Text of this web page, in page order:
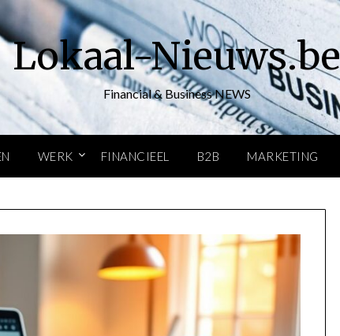
Lokaal-Nieuws.be
Financial & Business NEWS
WERK FINANCIEEL B2B MARKETING